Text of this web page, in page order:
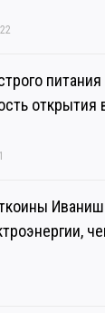
питания
открытия